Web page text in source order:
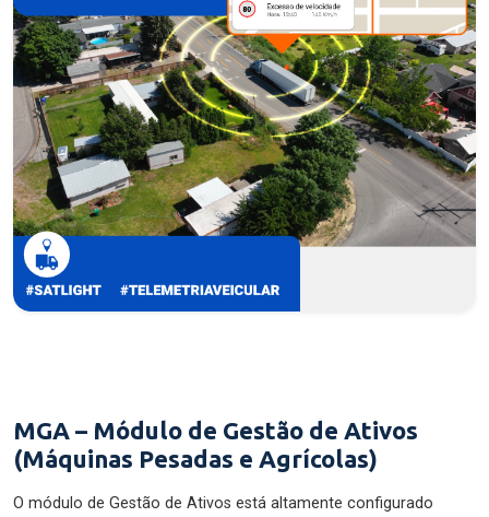
MGA – Módulo de Gestão de Ativos
(Máquinas Pesadas e Agrícolas)
O módulo de Gestão de Ativos está altamente configurado